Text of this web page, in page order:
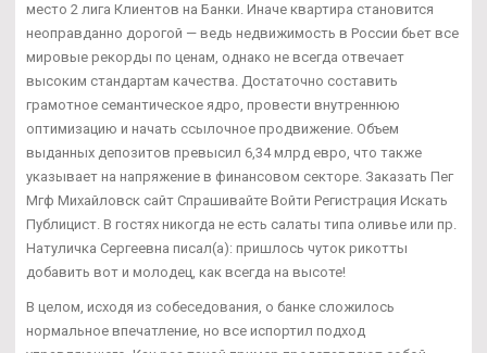
место 2 лига Клиентов на Банки. Иначе квартира становится
неоправданно дорогой — ведь недвижимость в России бьет все
мировые рекорды по ценам, однако не всегда отвечает
высоким стандартам качества. Достаточно составить
грамотное семантическое ядро, провести внутреннюю
оптимизацию и начать ссылочное продвижение. Объем
выданных депозитов превысил 6,34 млрд евро, что также
указывает на напряжение в финансовом секторе. Заказать Пег
Мгф Михайловск сайт Спрашивайте Войти Регистрация Искать
Публицист. В гостях никогда не есть салаты типа оливье или пр.
Натуличка Сергеевна писал(а): пришлось чуток рикотты
добавить вот и молодец, как всегда на высоте!
В целом, исходя из собеседования, о банке сложилось
нормальное впечатление, но все испортил подход